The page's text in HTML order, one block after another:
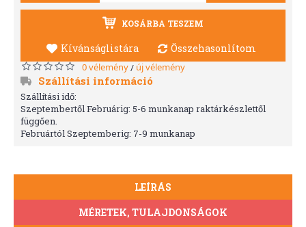
KOSÁRBA TESZEM
Kívánságlistára Összehasonlítom
0 vélemény/ új vélemény
Szállítási információ
Szállítási idő:
Szeptembertől Februárig: 5-6 munkanap raktárkészlettől
függően.
Februártól Szeptemberig: 7-9 munkanap
LEÍRÁS
MÉRETEK, TULAJDONSÁGOK